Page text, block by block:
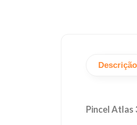
Descrição
Pincel Atlas